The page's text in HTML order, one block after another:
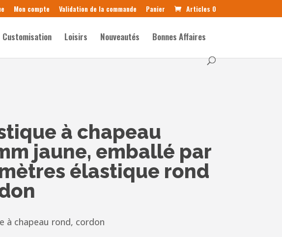
Mon compte Validation de la commande Panier Articles 0
Customisation Loisirs Nouveautés Bonnes Affaires
à chapeau
jaune, emballé par
élastique rond
à chapeau rond, cordon